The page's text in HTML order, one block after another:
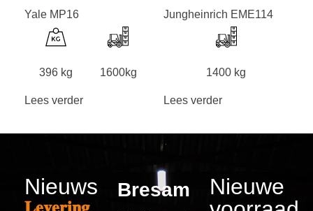
Yale MP16
396 kg 1600kg
Lees verder
Jungheinrich EME114
1400 kg
Lees verder
Nieuws
Bresam
Nieuwe